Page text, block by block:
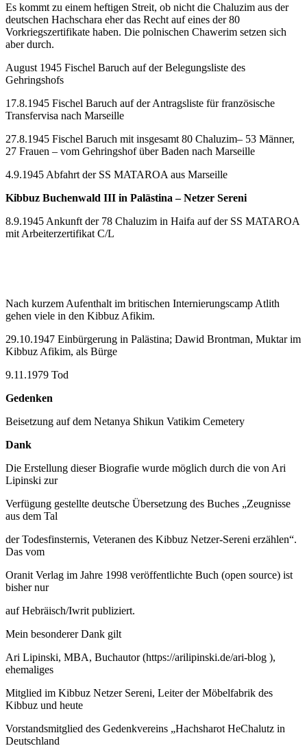
Es kommt zu einem heftigen Streit, ob nicht die Chaluzim aus der
deutschen Hachschara eher das Recht auf eines der 80
Vorkriegszertifikate haben. Die polnischen Chawerim setzen sich
aber durch.
August 1945 Fischel Baruch auf der Belegungsliste des
Gehringshofs
17.8.1945 Fischel Baruch auf der Antragsliste für französische
Transfervisa nach Marseille
27.8.1945 Fischel Baruch mit insgesamt 80 Chaluzim– 53 Männer,
27 Frauen – vom Gehringshof über Baden nach Marseille
4.9.1945 Abfahrt der SS MATAROA aus Marseille
Kibbuz Buchenwald III in Palästina – Netzer Sereni
8.9.1945 Ankunft der 78 Chaluzim in Haifa auf der SS MATAROA
mit Arbeiterzertifikat C/L
Nach kurzem Aufenthalt im britischen Internierungscamp Atlith
gehen viele in den Kibbuz Afikim.
29.10.1947 Einbürgerung in Palästina; Dawid Brontman, Muktar im
Kibbuz Afikim, als Bürge
9.11.1979 Tod
Gedenken
Beisetzung auf dem Netanya Shikun Vatikim Cemetery
Dank
Die Erstellung dieser Biografie wurde möglich durch die von Ari
Lipinski zur
Verfügung gestellte deutsche Übersetzung des Buches „Zeugnisse
aus dem Tal
der Todesfinsternis, Veteranen des Kibbuz Netzer-Sereni erzählen“.
Das vom
Oranit Verlag im Jahre 1998 veröffentlichte Buch (open source) ist
bisher nur
auf Hebräisch/Iwrit publiziert.
Mein besonderer Dank gilt
Ari Lipinski, MBA, Buchautor (https://arilipinski.de/ari-blog ),
ehemaliges
Mitglied im Kibbuz Netzer Sereni, Leiter der Möbelfabrik des
Kibbuz und heute
Vorstandsmitglied des Gedenkvereins „Hachsharot HeChalutz in
Deutschland